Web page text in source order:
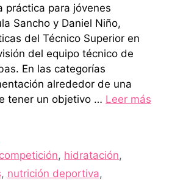
práctica para jóvenes
Sancho y Daniel Niño,
del Técnico Superior en
del equipo técnico de
En las categorías
alrededor de una
tener un objetivo … Leer más
, hidratación,
, nutrición deportiva,